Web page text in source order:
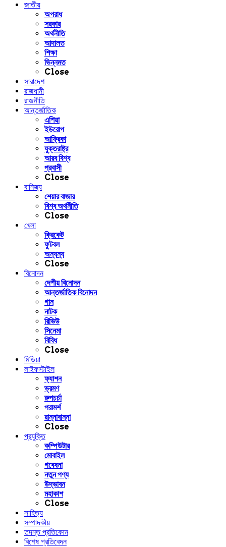
জাতীয়
অপরাধ
সরকার
অর্থনীতি
আদালত
শিক্ষা
ভিন্নমত
Close
সারাদেশ
রাজধানী
রাজনীতি
আন্তর্জাতিক
এশিয়া
ইউরোপ
আফ্রিকা
যুক্তরাষ্ট্র
আরব বিশ্ব
প্রবাসী
Close
বানিজ্য
শেয়ার বাজার
বিশ্ব অর্থনীতি
Close
খেলা
ক্রিকেট
ফুটবল
অন্যন্য
Close
বিনোদন
দেশীয় বিনোদন
আন্তর্জাতিক বিনোদন
গান
নাটক
রিভিউ
সিনেমা
বিবিধ
Close
মিডিয়া
লাইফস্টাইল
ফ্যাশন
ভ্রমণ
রুপচর্চা
পরামর্শ
রান্নাবান্না
Close
প্রযুক্তি
কম্পিউটার
মোবাইল
গবেষনা
নতুন পণ্য
উদ্ভাবন
মহাকাশ
Close
সাহিত্য
সম্পাদকীয়
তদন্ত প্রতিবেদন
বিশেষ প্রতিবেদন